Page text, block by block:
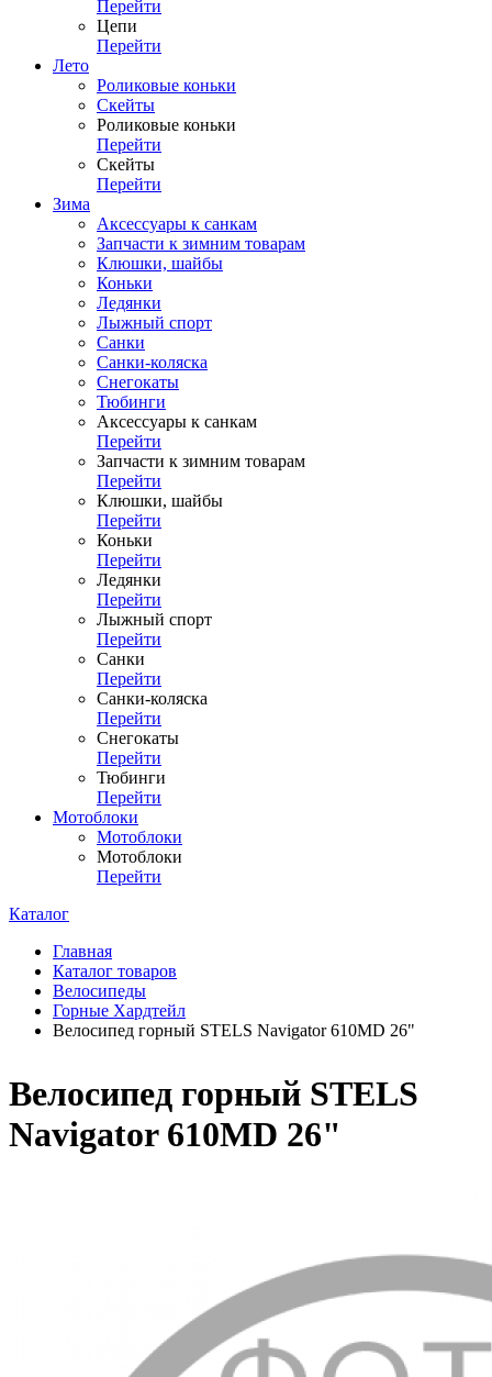
Перейти
Цепи
Перейти
Лето
Роликовые коньки
Скейты
Роликовые коньки
Перейти
Скейты
Перейти
Зима
Аксессуары к санкам
Запчасти к зимним товарам
Клюшки, шайбы
Коньки
Ледянки
Лыжный спорт
Санки
Санки-коляска
Снегокаты
Тюбинги
Аксессуары к санкам
Перейти
Запчасти к зимним товарам
Перейти
Клюшки, шайбы
Перейти
Коньки
Перейти
Ледянки
Перейти
Лыжный спорт
Перейти
Санки
Перейти
Санки-коляска
Перейти
Снегокаты
Перейти
Тюбинги
Перейти
Мотоблоки
Мотоблоки
Мотоблоки
Перейти
Каталог
Главная
Каталог товаров
Велосипеды
Горные Хардтейл
Велосипед горный STELS Navigator 610MD 26"
Велосипед горный STELS
Navigator 610MD 26"